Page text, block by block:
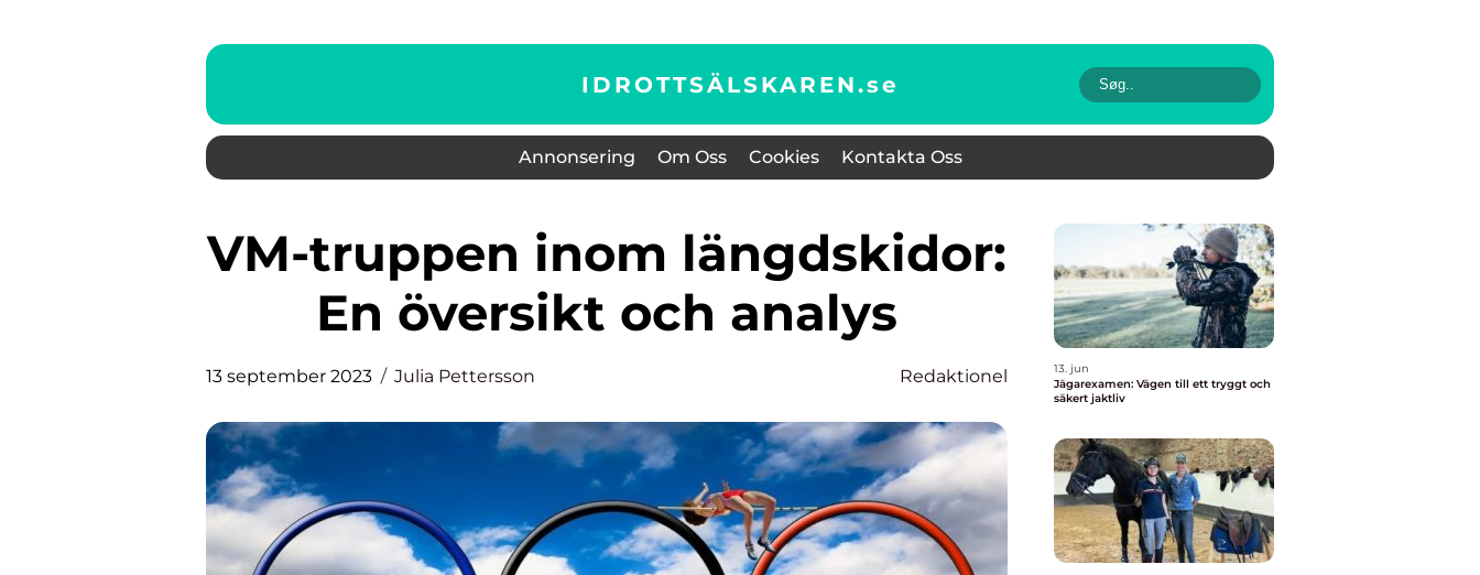
IDROTTSÄLSKAREN.se
Annonsering Om Oss Cookies Kontakta Oss
VM-truppen inom längdskidor:
En översikt och analys
13 september 2023 Julia Pettersson Redaktionel
13. jun
Jägarexamen: Vägen till ett tryggt och
säkert jaktliv